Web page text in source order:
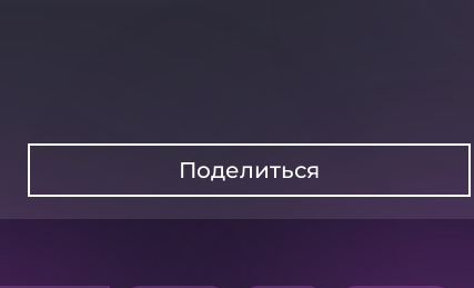
Поделиться